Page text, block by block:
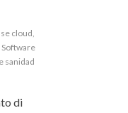
cloud
Software
sanidad
di